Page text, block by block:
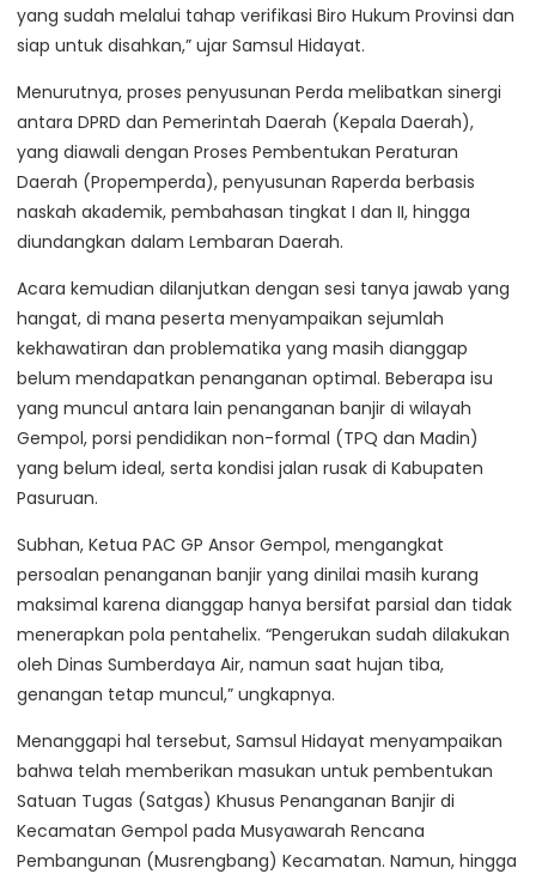
yang sudah melalui tahap verifikasi Biro Hukum Provinsi dan
siap untuk disahkan,” ujar Samsul Hidayat.
Menurutnya, proses penyusunan Perda melibatkan sinergi
antara DPRD dan Pemerintah Daerah (Kepala Daerah),
yang diawali dengan Proses Pembentukan Peraturan
Daerah (Propemperda), penyusunan Raperda berbasis
naskah akademik, pembahasan tingkat I dan II, hingga
diundangkan dalam Lembaran Daerah.
Acara kemudian dilanjutkan dengan sesi tanya jawab yang
hangat, di mana peserta menyampaikan sejumlah
kekhawatiran dan problematika yang masih dianggap
belum mendapatkan penanganan optimal. Beberapa isu
yang muncul antara lain penanganan banjir di wilayah
Gempol, porsi pendidikan non-formal (TPQ dan Madin)
yang belum ideal, serta kondisi jalan rusak di Kabupaten
Pasuruan.
Subhan, Ketua PAC GP Ansor Gempol, mengangkat
persoalan penanganan banjir yang dinilai masih kurang
maksimal karena dianggap hanya bersifat parsial dan tidak
menerapkan pola pentahelix. “Pengerukan sudah dilakukan
oleh Dinas Sumberdaya Air, namun saat hujan tiba,
genangan tetap muncul,” ungkapnya.
Menanggapi hal tersebut, Samsul Hidayat menyampaikan
bahwa telah memberikan masukan untuk pembentukan
Satuan Tugas (Satgas) Khusus Penanganan Banjir di
Kecamatan Gempol pada Musyawarah Rencana
Pembangunan (Musrengbang) Kecamatan. Namun, hingga